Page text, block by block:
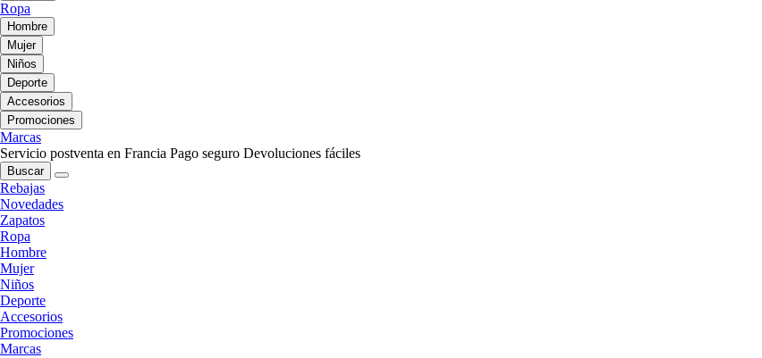
Ropa
Hombre
Mujer
Niños
Deporte
Accesorios
Promociones
Marcas
Servicio postventa en Francia Pago seguro Devoluciones fáciles
Buscar
Rebajas
Novedades
Zapatos
Ropa
Hombre
Mujer
Niños
Deporte
Accesorios
Promociones
Marcas